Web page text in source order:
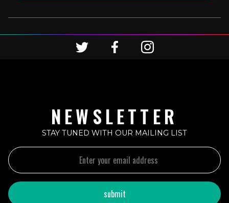
NEWSLETTER
STAY TUNED WITH OUR MAILING LIST